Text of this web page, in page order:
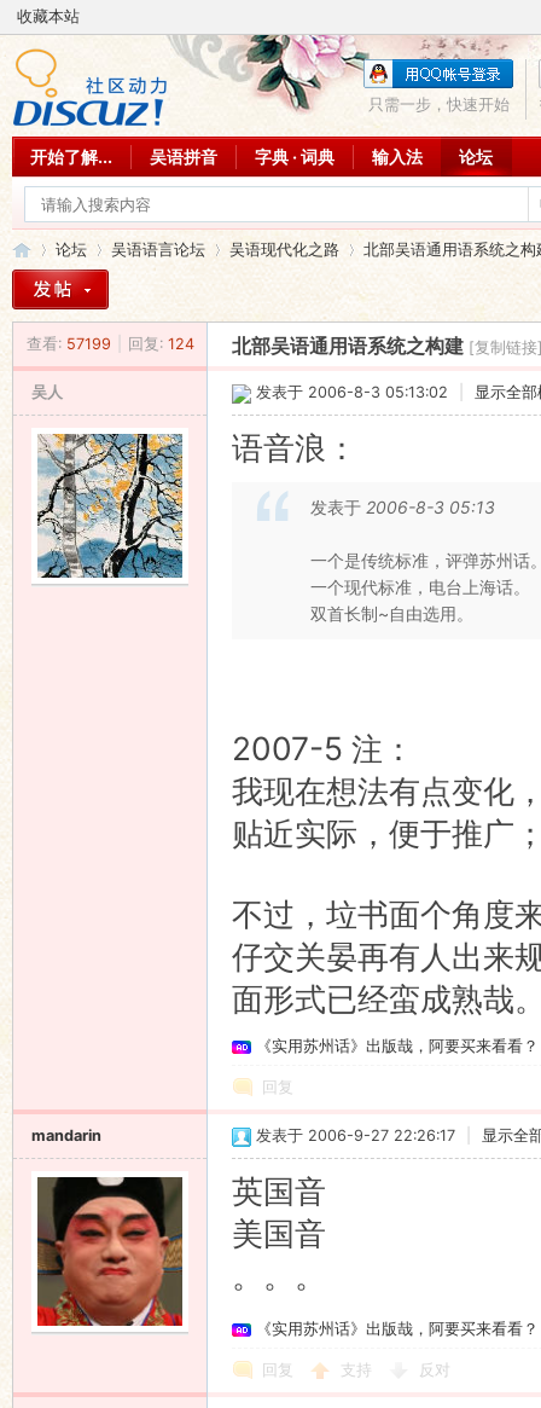
收藏本站
只需一步，快速开始
开始了解... 吴语拼音 字典 · 词典 输入法 论坛
吴 »
论坛
›
吴语语言论坛 吴语现代化之路
›
北部吴语通用语系统之构
查看: 57199 回复: 124 北部吴语通用语系统之构建 [复制链
吴人 发表于 2006-8-3 05:13:02 显示全部
语音浪：
发表于 2006-8-3 05:13
一个是传统标准，评弹苏州话
一个现代标准，电台上海话。
双首长制~自由选用。
2007-5 注：
我现在想法有点变化
贴近实际，便于推广
不过，垃书面个角度
仔交关晏再有人出来
面形式已经蛮成熟哉
《实用苏州话》出版哉，阿要买来看看？
回复
mandarin 发表于 2006-9-27 22:26:17 显示全
英国音
美国音
。。。
《实用苏州话》出版哉，阿要买来看看？
回复 支持 反对